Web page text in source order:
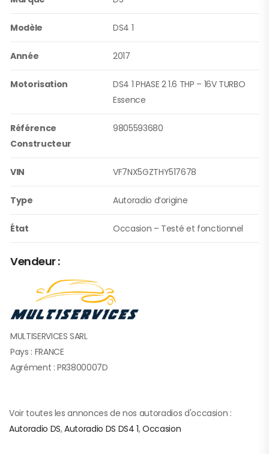
Modèle DS4 1
Année 2017
Motorisation
DS4 1 PHASE 2 1.6 THP – 16V TURBO
Essence
Référence
Constructeur
9805593680
VIN VF7NX5GZTHY517678
Type Autoradio d’origine
État Occasion – Testé et fonctionnel
Vendeur :
MULTISERVICES SARL
Pays : FRANCE
Agrément : PR3800007D
Voir toutes les annonces de nos autoradios d'occasion :
Autoradio DS,Autoradio DS DS4 1,Occasion